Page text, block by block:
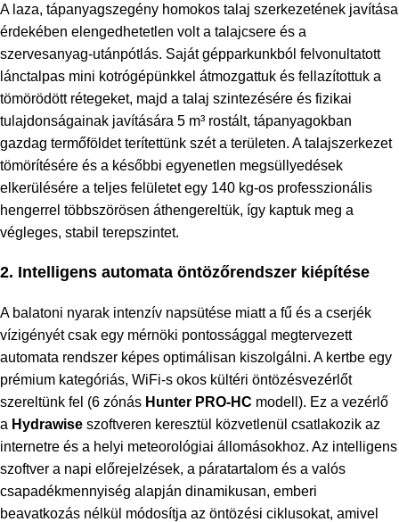
A laza, tápanyagszegény homokos talaj szerkezetének javítása
érdekében elengedhetetlen volt a talajcsere és a
szervesanyag-utánpótlás. Saját gépparkunkból felvonultatott
lánctalpas mini kotrógépünkkel átmozgattuk és fellazítottuk a
tömörödött rétegeket, majd a talaj szintezésére és fizikai
tulajdonságainak javítására 5 m³ rostált, tápanyagokban
gazdag termőföldet terítettünk szét a területen. A talajszerkezet
tömörítésére és a későbbi egyenetlen megsüllyedések
elkerülésére a teljes felületet egy 140 kg-os professzionális
hengerrel többszörösen áthengereltük, így kaptuk meg a
végleges, stabil terepszintet.
2. Intelligens automata öntözőrendszer kiépítése
A balatoni nyarak intenzív napsütése miatt a fű és a cserjék
vízigényét csak egy mérnöki pontossággal megtervezett
automata rendszer képes optimálisan kiszolgálni. A kertbe egy
prémium kategóriás, WiFi-s okos kültéri öntözésvezérlőt
szereltünk fel (6 zónás Hunter PRO-HC modell). Ez a vezérlő
a Hydrawise szoftveren keresztül közvetlenül csatlakozik az
internetre és a helyi meteorológiai állomásokhoz. Az intelligens
szoftver a napi előrejelzések, a páratartalom és a valós
csapadékmennyiség alapján dinamikusan, emberi
beavatkozás nélkül módosítja az öntözési ciklusokat, amivel